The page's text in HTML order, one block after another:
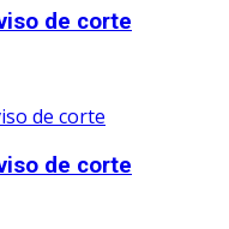
de corte
de corte